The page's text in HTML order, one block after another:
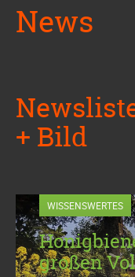
News
+ Bild
WISSENSWERTES
großen